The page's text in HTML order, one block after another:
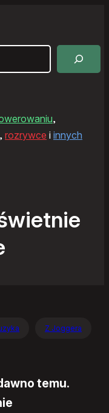
,
, rozrywce i innych
Z Joggera
temu.